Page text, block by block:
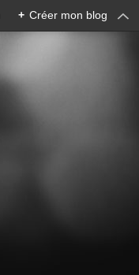
+ Créer mon blog